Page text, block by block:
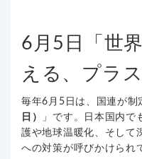
6月5日「世
える、プラ
毎年6月5日は、国連が制
日）
」です。日本国内で
護や地球温暖化、そして
への対策が呼びかけられ